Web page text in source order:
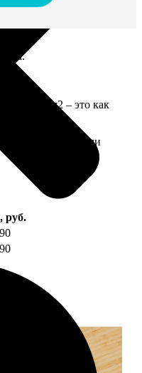
170 г/м2 – это как
металлическими
руб.